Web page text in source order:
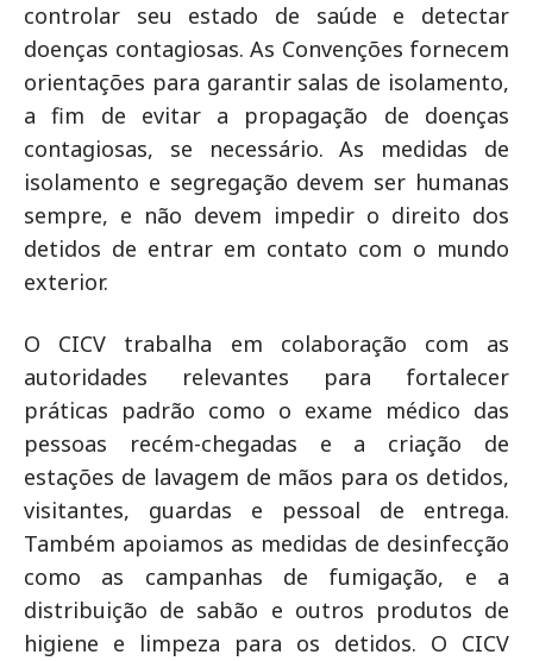
controlar seu estado de saúde e detectar
doenças contagiosas. As Convenções fornecem
orientações para garantir salas de isolamento,
a fim de evitar a propagação de doenças
contagiosas, se necessário. As medidas de
isolamento e segregação devem ser humanas
sempre, e não devem impedir o direito dos
detidos de entrar em contato com o mundo
exterior.
O CICV trabalha em colaboração com as
autoridades relevantes para fortalecer
práticas padrão como o exame médico das
pessoas recém-chegadas e a criação de
estações de lavagem de mãos para os detidos,
visitantes, guardas e pessoal de entrega.
Também apoiamos as medidas de desinfecção
como as campanhas de fumigação, e a
distribuição de sabão e outros produtos de
higiene e limpeza para os detidos. O CICV